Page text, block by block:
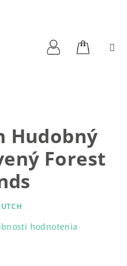
Hudobný
Forest
hodnotenia